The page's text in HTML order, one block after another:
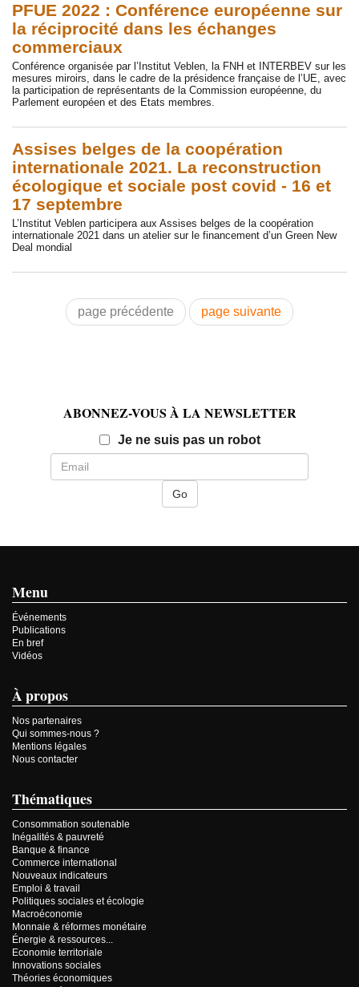
PFUE 2022 : Conférence européenne sur
la réciprocité dans les échanges
commerciaux
Conférence organisée par l’Institut Veblen, la FNH et INTERBEV sur les
mesures miroirs, dans le cadre de la présidence française de l’UE, avec
la participation de représentants de la Commission européenne, du
Parlement européen et des Etats membres.
Assises belges de la coopération
internationale 2021. La reconstruction
écologique et sociale post covid - 16 et
17 septembre
L’Institut Veblen participera aux Assises belges de la coopération
internationale 2021 dans un atelier sur le financement d’un Green New
Deal mondial
page précédente page suivante
ABONNEZ-VOUS À LA NEWSLETTER
Je ne suis pas un robotEmail
Menu
Événements
Publications
En bref
Vidéos
À propos
Nos partenaires
Qui sommes-nous ?
Mentions légales
Nous contacter
Thématiques
Consommation soutenable
Inégalités & pauvreté
Banque & finance
Commerce international
Nouveaux indicateurs
Emploi & travail
Politiques sociales et écologie
Macroéconomie
Monnaie & réformes monétaire
Énergie & ressources...
Economie territoriale
Innovations sociales
Théories économiques